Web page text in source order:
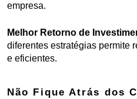
empresa.
Melhor Retorno de
diferentes estratégias permite
e eficientes.
Não Fique Atrás dos